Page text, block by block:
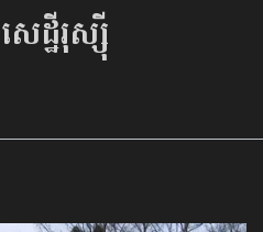
សេដ្ឋីរុស្ស៊ី